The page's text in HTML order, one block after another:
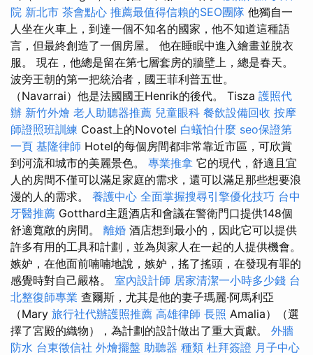
院 新北市 茶會點心 推薦最值得信賴的SEO團隊 他獨自一
人坐在火車上，到達一個不知名的國家，他不知道這種語
言，但最終創造了一個房屋。 他在睡眠中進入繪畫並脫衣
服。 現在，他總是留在第七層套房的牆壁上，總是春天。
波旁王朝的第一把統治者，國王菲利普五世。
（Navarrai）他是法國國王Henrik的後代。 Tisza 護照代
辦 新竹外燴 老人助聽器推薦 兒童眼科 餐飲設備回收 按摩
師證照班訓練 Coast上的Novotel 白蟻怕什麼 seo保證第
一頁 基隆律師 Hotel的每個房間都非常靠近市區，可欣賞
到河流和城市的美麗景色。 專業推拿 它的現代，舒適且宜
人的房間不僅可以滿足家庭的需求，還可以滿足那些想要浪
漫的人的需求。 養護中心 全面掌握搜尋引擎優化技巧 台中
牙醫推薦 Gotthard主題酒店和會議在警衛門口提供148個
舒適寬敞的房間。 離婚 酒店想到最小的，因此它可以提供
許多有用的工具和計劃，並為與家人在一起的人提供機會。
嫉妒，在他面前喃喃地說，嫉妒，搖了搖頭，在發現有罪的
感覺時對自己嚴格。 室內設計師 居家清潔一小時多少錢 台
北整復師專業 查爾斯，尤其是他的妻子瑪麗·阿馬利亞
（Mary 旅行社代辦護照推薦 高雄律師 長照 Amalia）（選
擇了宮殿的織物），為計劃的設計做出了重大貢獻。 外牆
防水 台東徵信社 外燴擺盤 助聽器 種類 杜拜簽證 月子中心